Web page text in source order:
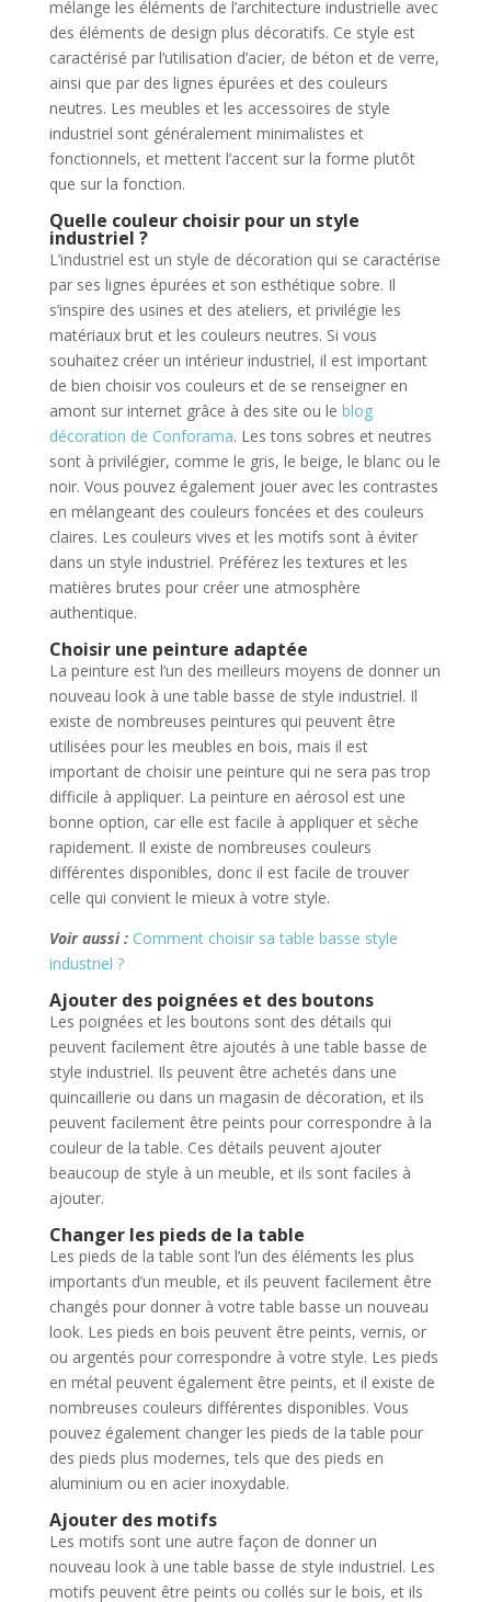
mélange les éléments de l’architecture industrielle avec
des éléments de design plus décoratifs. Ce style est
caractérisé par l’utilisation d’acier, de béton et de verre,
ainsi que par des lignes épurées et des couleurs
neutres. Les meubles et les accessoires de style
industriel sont généralement minimalistes et
fonctionnels, et mettent l’accent sur la forme plutôt
que sur la fonction.
Quelle couleur choisir pour un style
industriel ?
L’industriel est un style de décoration qui se caractérise
par ses lignes épurées et son esthétique sobre. Il
s’inspire des usines et des ateliers, et privilégie les
matériaux brut et les couleurs neutres. Si vous
souhaitez créer un intérieur industriel, il est important
de bien choisir vos couleurs et de se renseigner en
amont sur internet grâce à des site ou le blog
décoration de Conforama. Les tons sobres et neutres
sont à privilégier, comme le gris, le beige, le blanc ou le
noir. Vous pouvez également jouer avec les contrastes
en mélangeant des couleurs foncées et des couleurs
claires. Les couleurs vives et les motifs sont à éviter
dans un style industriel. Préférez les textures et les
matières brutes pour créer une atmosphère
authentique.
Choisir une peinture adaptée
La peinture est l’un des meilleurs moyens de donner un
nouveau look à une table basse de style industriel. Il
existe de nombreuses peintures qui peuvent être
utilisées pour les meubles en bois, mais il est
important de choisir une peinture qui ne sera pas trop
difficile à appliquer. La peinture en aérosol est une
bonne option, car elle est facile à appliquer et sèche
rapidement. Il existe de nombreuses couleurs
différentes disponibles, donc il est facile de trouver
celle qui convient le mieux à votre style.
Voir aussi : Comment choisir sa table basse style
industriel ?
Ajouter des poignées et des boutons
Les poignées et les boutons sont des détails qui
peuvent facilement être ajoutés à une table basse de
style industriel. Ils peuvent être achetés dans une
quincaillerie ou dans un magasin de décoration, et ils
peuvent facilement être peints pour correspondre à la
couleur de la table. Ces détails peuvent ajouter
beaucoup de style à un meuble, et ils sont faciles à
ajouter.
Changer les pieds de la table
Les pieds de la table sont l’un des éléments les plus
importants d’un meuble, et ils peuvent facilement être
changés pour donner à votre table basse un nouveau
look. Les pieds en bois peuvent être peints, vernis, or
ou argentés pour correspondre à votre style. Les pieds
en métal peuvent également être peints, et il existe de
nombreuses couleurs différentes disponibles. Vous
pouvez également changer les pieds de la table pour
des pieds plus modernes, tels que des pieds en
aluminium ou en acier inoxydable.
Ajouter des motifs
Les motifs sont une autre façon de donner un
nouveau look à une table basse de style industriel. Les
motifs peuvent être peints ou collés sur le bois, et ils